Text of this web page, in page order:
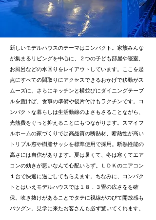
新しいモデルハウスのテーマはコンパクト。家族みんな
が集まるリビングを中心に、２つの子ども部屋や寝室、
お風呂などの水回りをレイアウトしています。ここを起
点にすべての間取りにアクセスできるおかげで移動がス
ムーズに。さらにキッチンと横並びにダイニングテーブ
ルを置けば、食事の準備や後片付けもラクチンです。コ
ンパクトな暮らしは生活動線のよさもさることながら、
光熱費をぐっと抑えることにもつながります。スマイフ
ルホームの家づくりでは高品質の断熱材、断熱性が高い
トリプル窓や樹脂サッシを標準使用で採用。断熱性能の
高さには自信があります。夏は暑くて、冬は寒くてエア
コンの効きが悪いなんて心配いらず。ＬＤＫのエアコン
１台で快適に過ごしてもらえます。ちなみに、コンパク
トとはいえモデルハウスでは１８．３畳の広さをを確
保。吹き抜けがあることでタテに視線がのびて開放感も
バツグン。見学に来たお客さんも必ず驚いてくれます。